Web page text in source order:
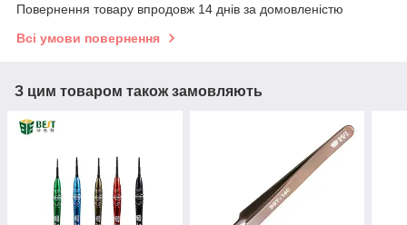
Повернення товару впродовж 14 днів за домовленістю
Всі умови повернення
З цим товаром також замовляють